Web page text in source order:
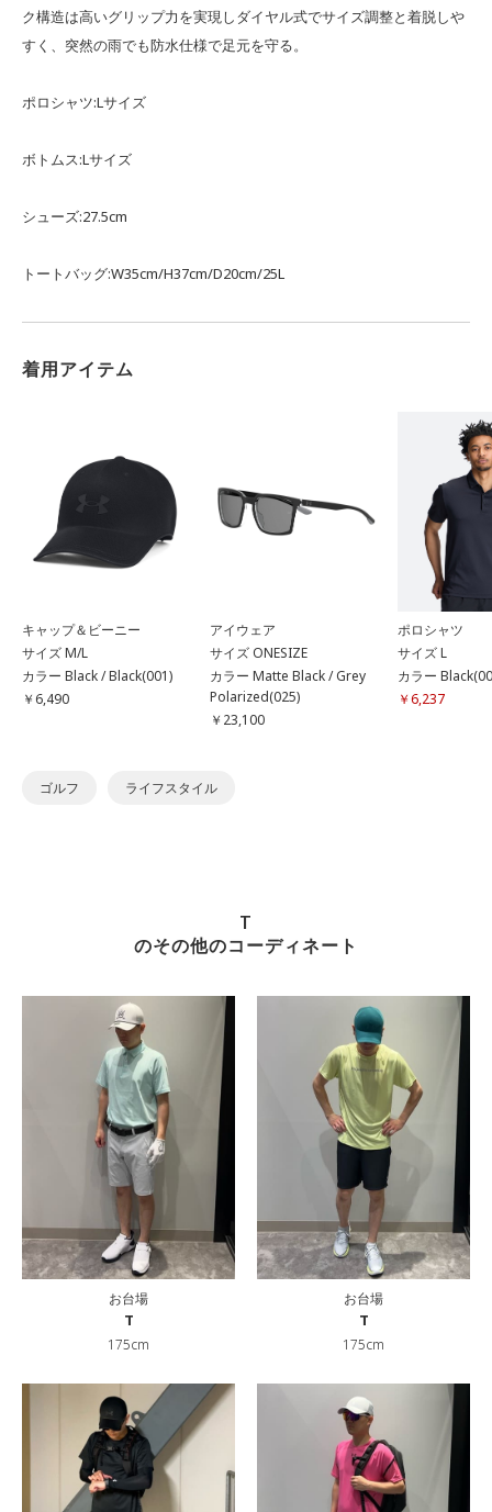
ク構造は高いグリップ力を実現しダイヤル式でサイズ調整と着脱しや
すく、突然の雨でも防水仕様で足元を守る。
ポロシャツ:Lサイズ
ボトムス:Lサイズ
シューズ:27.5cm
トートバッグ:W35cm/H37cm/D20cm/25L
着用アイテム
キャップ＆ビーニー
サイズ M/L
カラー Black / Black(001)
￥6,490
アイウェア
サイズ ONESIZE
カラー Matte Black / Grey
Polarized(025)
￥23,100
ポロシャツ
サイズ L
カラー
￥6,237
ゴルフ ライフスタイル
T
のその他のコーディネート
お台場
T
175cm
お台場
T
175cm